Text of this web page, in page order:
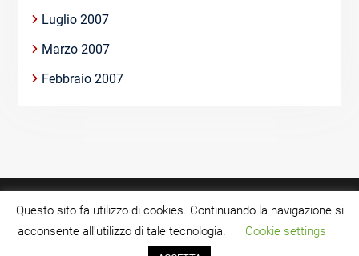
Luglio 2007
Marzo 2007
Febbraio 2007
Copyright © >Tutti i diritti riservati.
Questo sito fa utilizzo di cookies. Continuando la navigazione si
acconsente all'utilizzo di tale tecnologia.
Cookie settings
Vuoi rimanere aggiornato su tutte le novità ed eventi?